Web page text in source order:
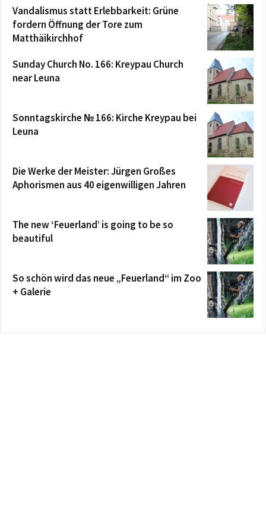
Vandalismus statt Erlebbarkeit: Grüne
fordern Öffnung der Tore zum
Matthäikirchhof
Sunday Church No. 166: Kreypau Church
near Leuna
Sonntagskirche № 166: Kirche Kreypau bei
Leuna
Die Werke der Meister: Jürgen Großes
Aphorismen aus 40 eigenwilligen Jahren
The new ‘Feuerland’ is going to be so
beautiful
So schön wird das neue „Feuerland“ im Zoo
+ Galerie